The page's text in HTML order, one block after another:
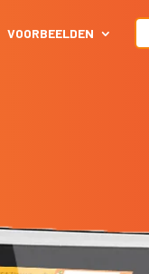
VOORBEELDEN